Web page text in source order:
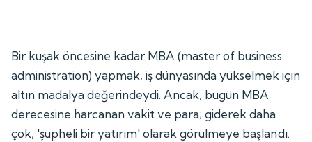
Bir kuşak öncesine kadar MBA (master of business
administration) yapmak, iş dünyasında yükselmek için
altın madalya değerindeydi. Ancak, bugün MBA
derecesine harcanan vakit ve para; giderek daha
çok, 'şüpheli bir yatırım' olarak görülmeye başlandı.